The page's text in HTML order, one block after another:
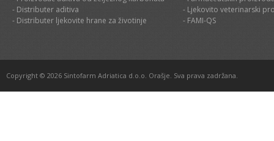
- Distributer aditiva
- Distributer ljekovite hrane za životinje
- Ljekovito veterinarski
- FAMI-QS
Copyright © 2026 Sintofarm Adriatica d.o.o. Orašje. Sva prava zadržana.